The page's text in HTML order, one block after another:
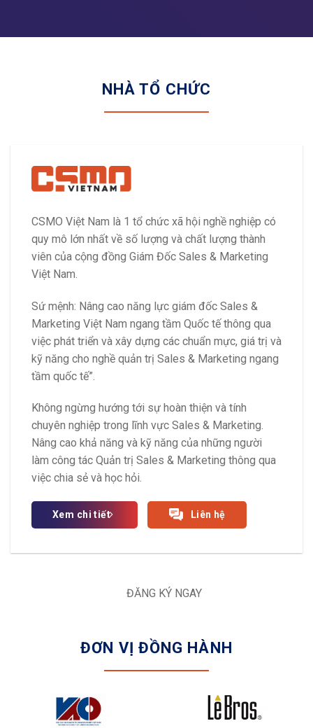
NHÀ TỔ CHỨC
CSMO Việt Nam là 1 tổ chức xã hội nghề nghiệp có
quy mô lớn nhất về số lượng và chất lượng thành
viên của cộng đồng Giám Đốc Sales & Marketing
Việt Nam.
Sứ mệnh: Nâng cao năng lực giám đốc Sales &
Marketing Việt Nam ngang tầm Quốc tế thông qua
việc phát triển và xây dựng các chuẩn mực, giá trị và
kỹ năng cho nghề quản trị Sales & Marketing ngang
tầm quốc tế”.
Không ngừng hướng tới sự hoàn thiện và tính
chuyên nghiệp trong lĩnh vực Sales & Marketing.
Nâng cao khả năng và kỹ năng của những người
làm công tác Quản trị Sales & Marketing thông qua
việc chia sẻ và học hỏi.
Xem chi tiết Liên hệ
ĐĂNG KÝ NGAY
ĐƠN VỊ ĐỒNG HÀNH